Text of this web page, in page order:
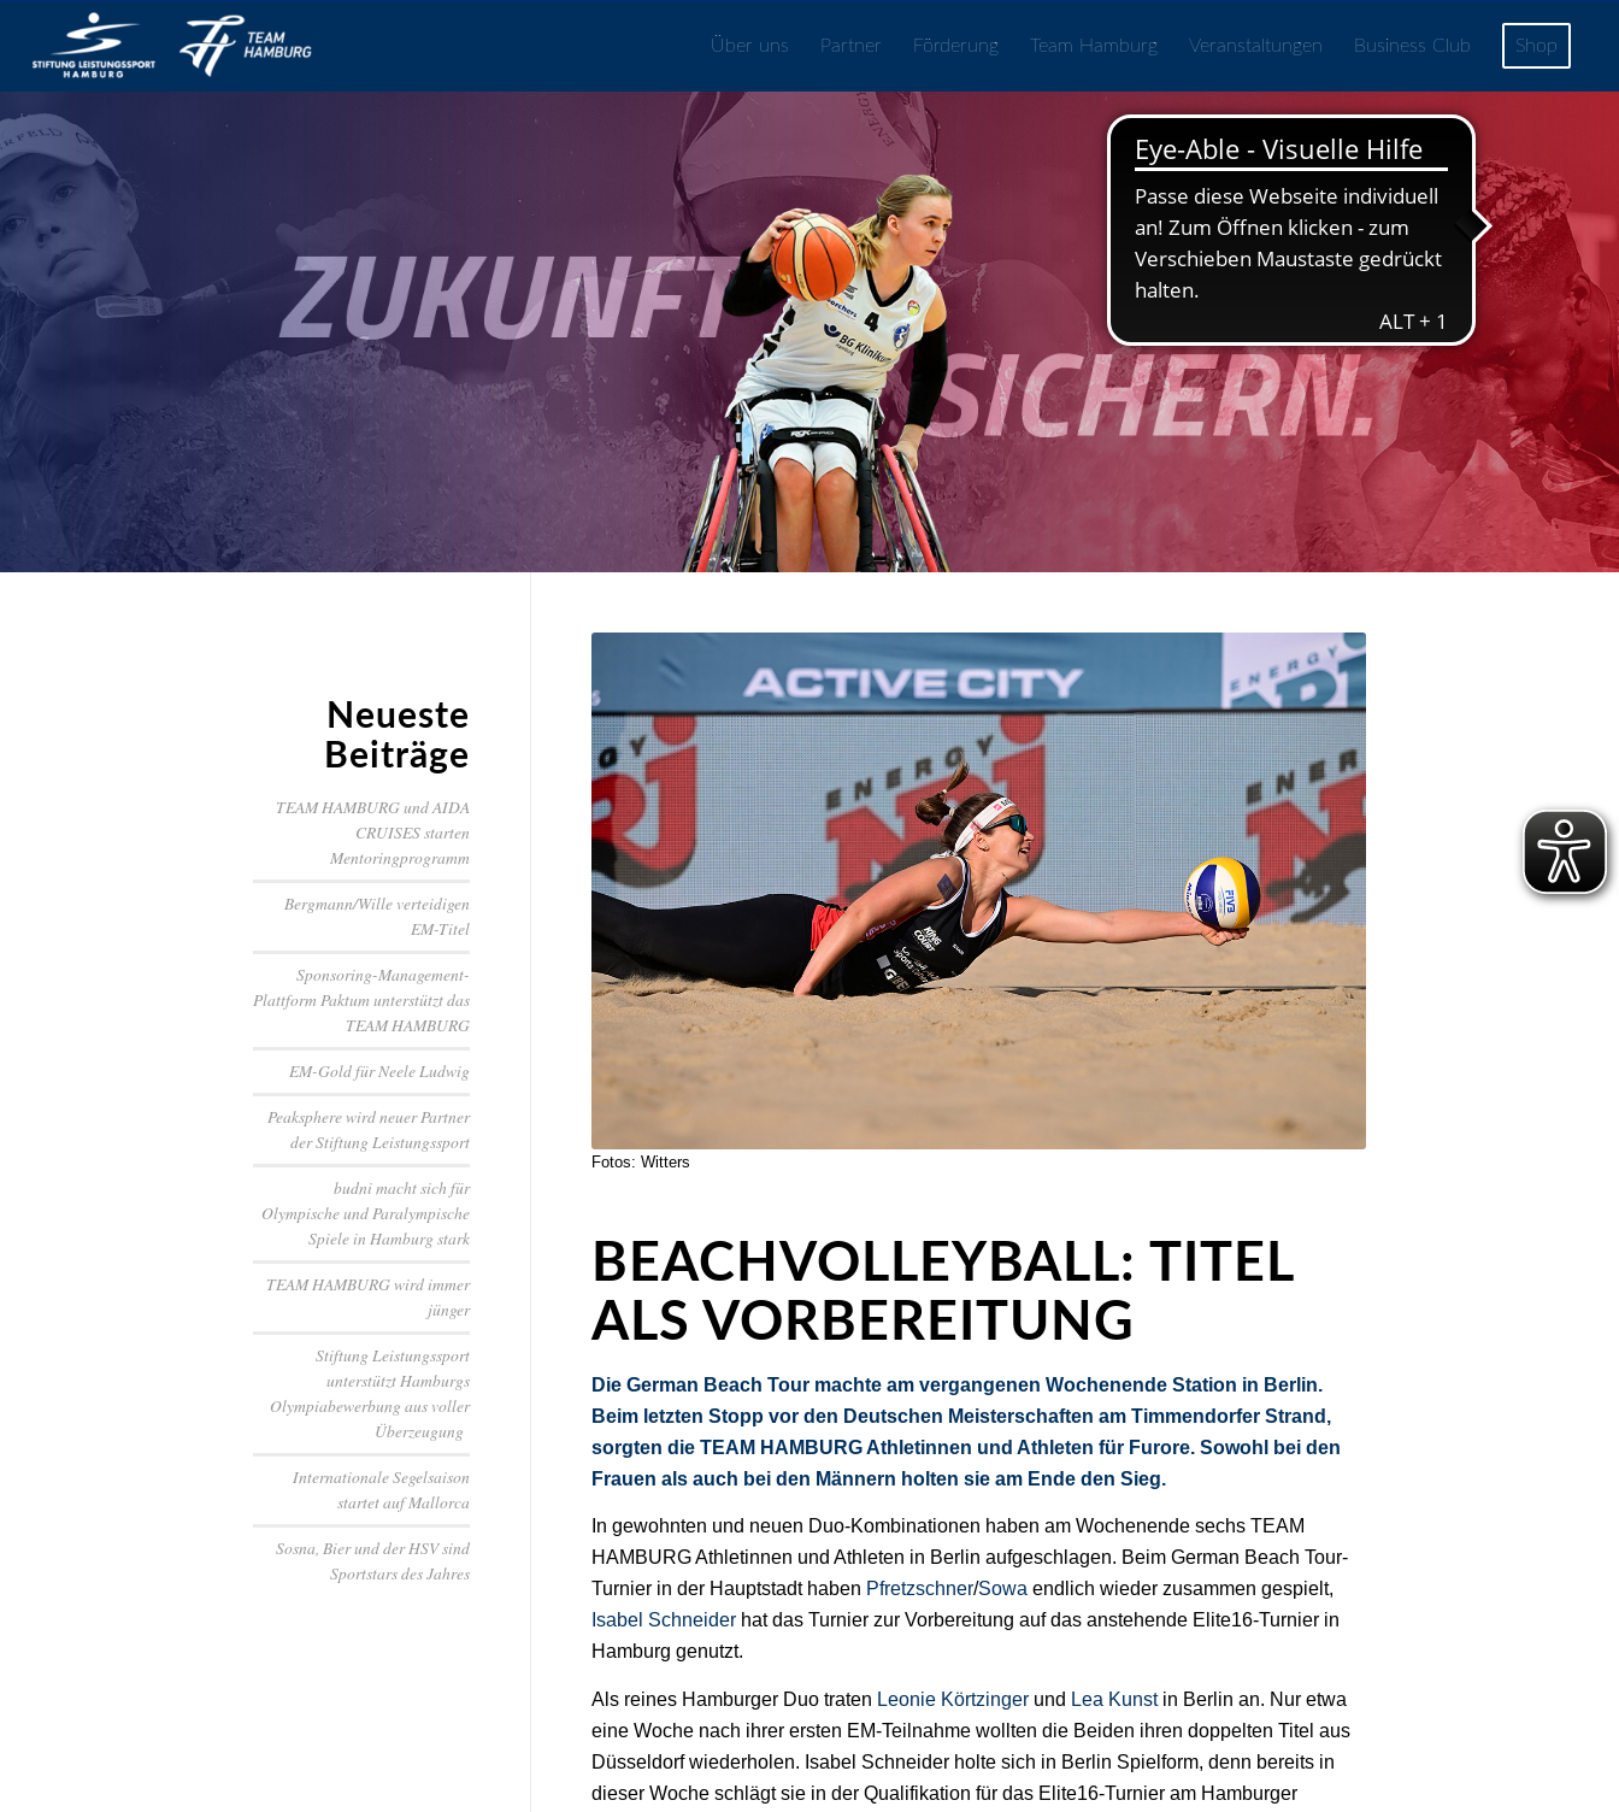
Über uns Partner Förderung Team Hamburg Veranstaltungen Business Club Shop
Fotos: Witters
BEACHVOLLEYBALL: TITEL
ALS VORBEREITUNG
Die German Beach Tour machte am vergangenen Wochenende Station in Berlin.
Beim letzten Stopp vor den Deutschen Meisterschaften am Timmendorfer Strand,
sorgten die TEAM HAMBURGAthletinnen und Athleten für Furore. Sowohl bei den
Frauen als auch bei den Männern holten sie am Ende den Sieg.
In gewohnten und neuen Duo-Kombinationen haben am Wochenende sechs TEAM
HAMBURG Athletinnen und Athleten in Berlin aufgeschlagen. Beim German Beach Tour-
Turnier in der Hauptstadt haben Pfretzschner/Sowa endlich wieder zusammen gespielt,
Isabel Schneider hat das Turnier zur Vorbereitung auf das anstehende Elite16-Turnier in
Hamburg genutzt.
Als reines Hamburger Duo traten Leonie Körtzinger und Lea Kunstin Berlin an. Nur etwa
eine Woche nach ihrer ersten EM-Teilnahme wollten die Beiden ihren doppelten Titel aus
Düsseldorf wiederholen. Isabel Schneider holte sich in Berlin Spielform, denn bereits in
dieser Woche schlägt sie in der Qualifikation für das Elite16-Turnier am Hamburger
Neueste
Beiträge
TEAM HAMBURG und AIDA
CRUISES starten
Mentoringprogramm
Bergmann/Wille verteidigen
EM-Titel
Sponsoring-Management-
Plattform Paktum unterstützt das
TEAM HAMBURG
EM-Gold für Neele Ludwig
Peaksphere wird neuer Partner
der Stiftung Leistungssport
budni macht sich für
Olympische und Paralympische
Spiele in Hamburg stark
TEAM HAMBURG wird immer
jünger
Stiftung Leistungssport
unterstützt Hamburgs
Olympiabewerbung aus voller
Überzeugung
Internationale Segelsaison
startet auf Mallorca
Sosna, Bier und der HSV sind
Sportstars des Jahres